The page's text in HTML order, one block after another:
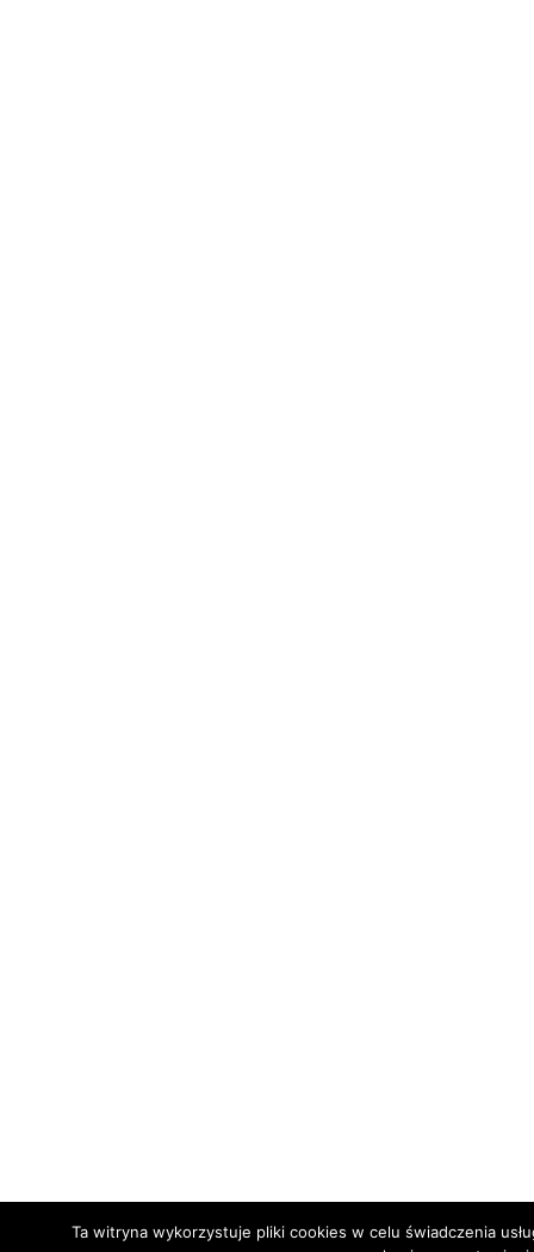
Ta witryna wykorzystuje pliki cookies w celu świadczenia